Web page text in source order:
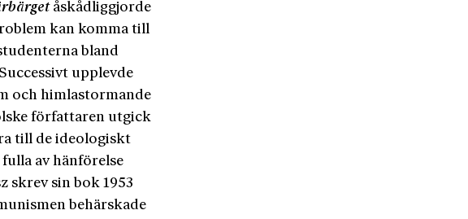
åskådliggjorde
kan komma till
bland
upplevde
och himlastormande
författaren utgick
till de ideologiskt
av hänförelse
skrev sin bok 1953
behärskade